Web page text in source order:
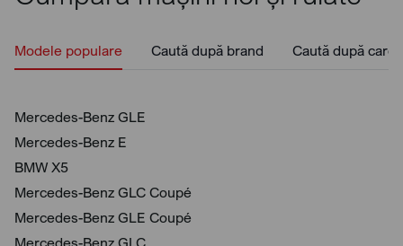
Modele populare Caută după brand Caută după
Mercedes-Benz GLE
Mercedes-Benz E
BMW X5
Mercedes-Benz GLC Coupé
Mercedes-Benz GLE Coupé